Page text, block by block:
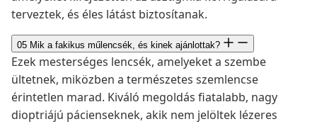
terveztek, és éles látást biztosítanak.
05 Mik a fakikus műlencsék, és kinek ajánlottak?
Ezek mesterséges lencsék, amelyeket a szembe
ültetnek, miközben a természetes szemlencse
érintetlen marad. Kiváló megoldás fiatalabb, nagy
dioptriájú pácienseknek, akik nem jelöltek lézeres